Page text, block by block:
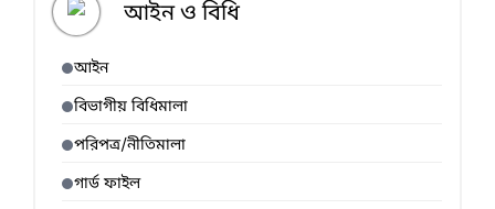
আইন ও বিধি
আইন
বিভাগীয় বিধিমালা
পরিপত্র/নীতিমালা
গার্ড ফাইল